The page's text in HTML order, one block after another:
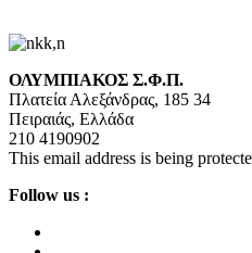
ΟΛΥΜΠΙΑΚΟΣ Σ.Φ.Π.
Πλατεία Αλεξάνδρας, 185 34
Πειραιάς, Ελλάδα
210 4190902
This email address is being
Follow us :